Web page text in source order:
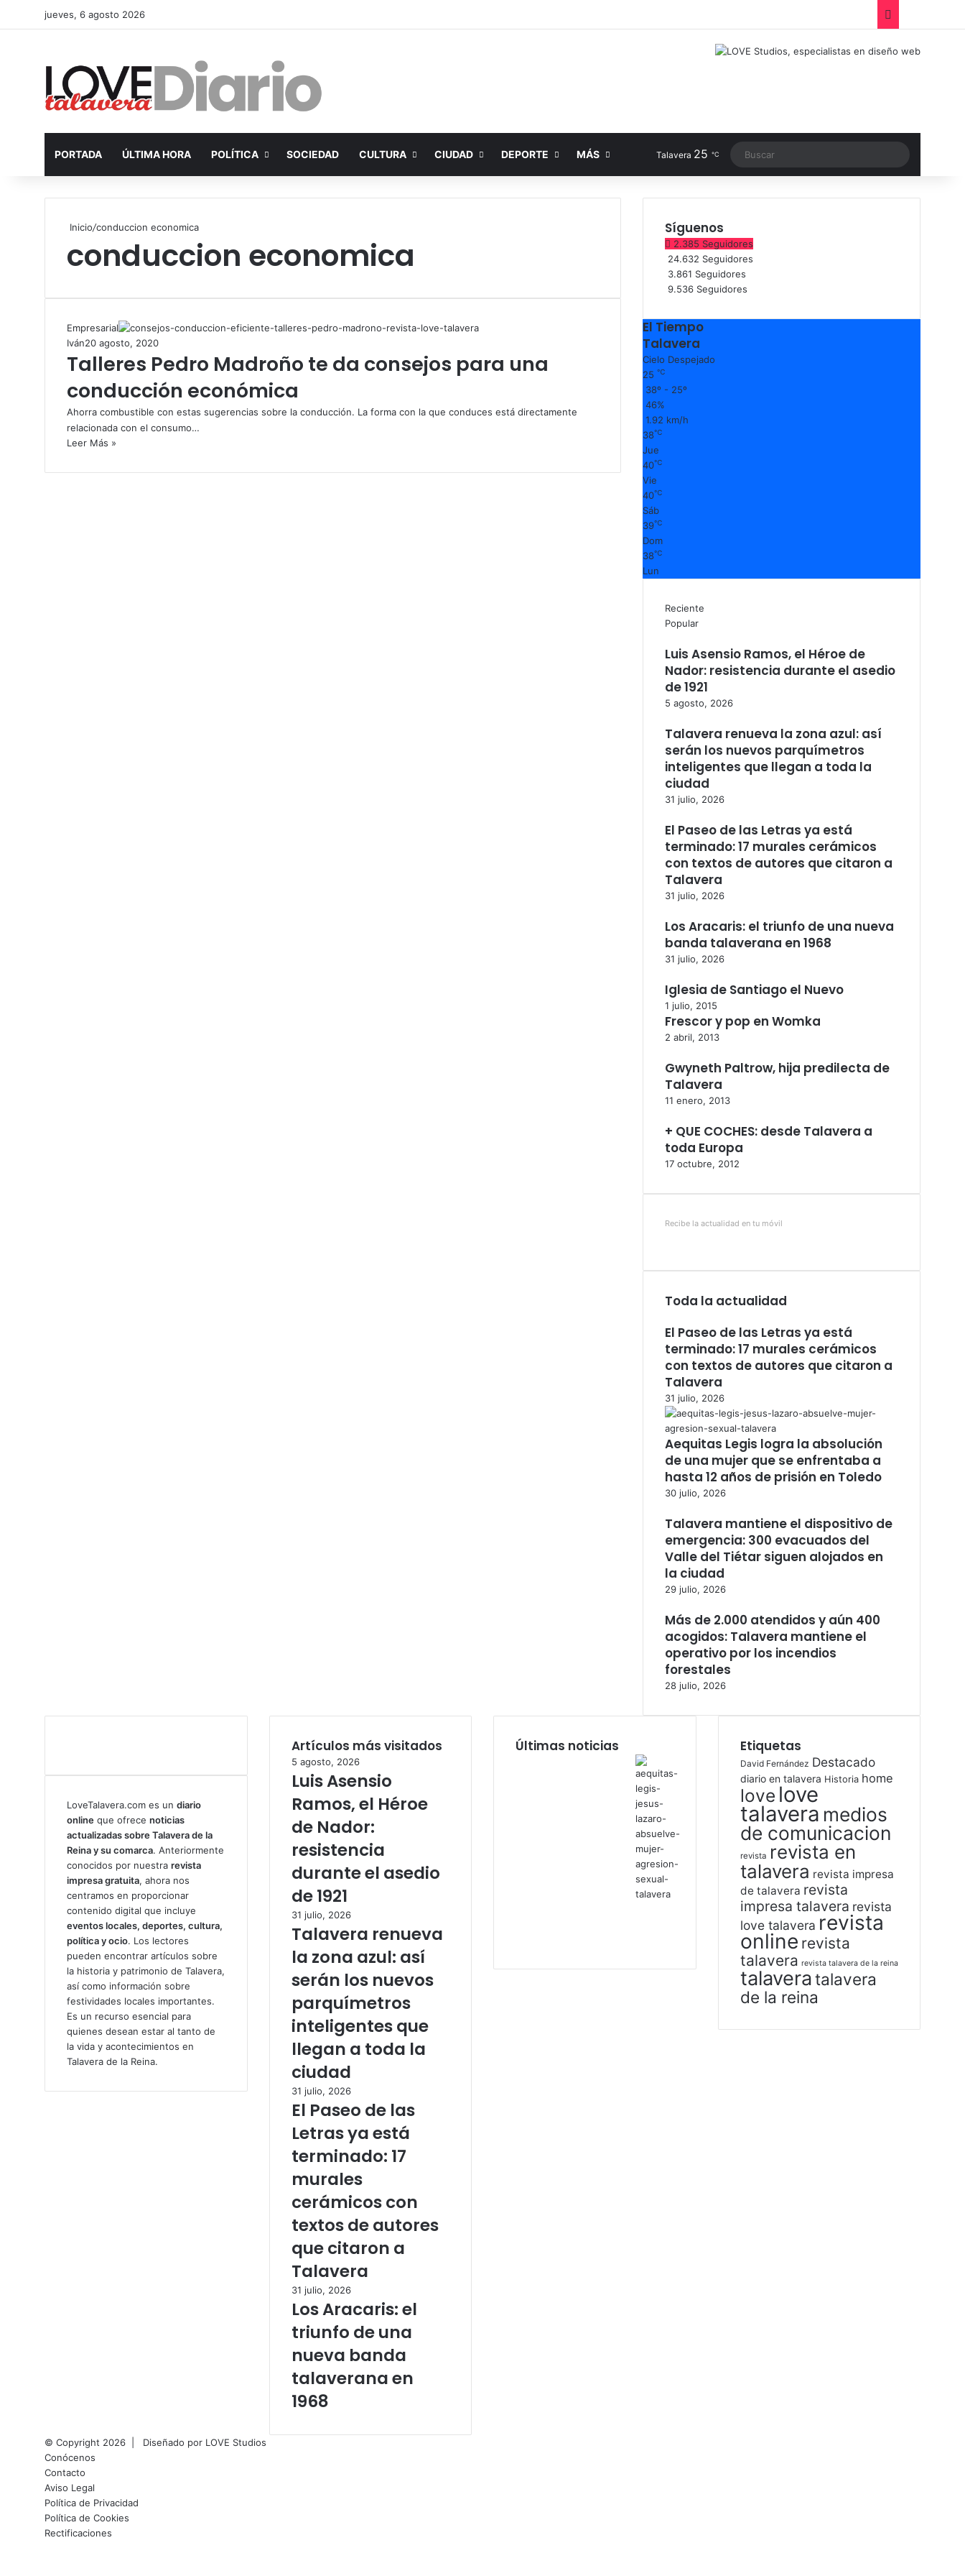
jueves, 6 agosto 2026 Instagram
TikTok
PORTADA ÚLTIMA HORA POLÍTICA SOCIEDAD CULTURA CIUDAD DEPORTE MÁS Talavera 25 ℃
Inicio/conduccion economica
conduccion economica
Empresarial
Iván20 agosto, 2020
Talleres Pedro Madroño te da consejos para una
conducción económica
Ahorra combustible con estas sugerencias sobre la conducción. La forma con la que conduces está directamente
relacionada con el consumo…
Leer Más »
Síguenos
2.385 Seguidores
24.632 Seguidores
3.861 Seguidores
9.536 Seguidores
El Tiempo
Talavera
Cielo Despejado
25℃
38º - 25º
46%
1.92 km/h
38℃
Jue
40℃
Vie
40℃
Sáb
39℃
Dom
38℃
Lun
Reciente
Popular
Luis Asensio Ramos, el Héroe de
Nador: resistencia durante el asedio
de 1921
5 agosto, 2026
Talavera renueva la zona azul: así
serán los nuevos parquímetros
inteligentes que llegan a toda la
ciudad
31 julio, 2026
El Paseo de las Letras ya está
terminado: 17 murales cerámicos
con textos de autores que citaron a
Talavera
31 julio, 2026
Los Aracaris: el triunfo de una nueva
banda talaverana en 1968
31 julio, 2026
Iglesia de Santiago el Nuevo
1 julio, 2015
Frescor y pop en Womka
2 abril, 2013
Gwyneth Paltrow, hija predilecta de
Talavera
11 enero, 2013
+ QUE COCHES: desde Talavera a
toda Europa
17 octubre, 2012
Recibe la actualidad en tu móvil
Toda la actualidad
El Paseo de las Letras ya está
terminado: 17 murales cerámicos
con textos de autores que citaron a
Talavera
31 julio, 2026
Aequitas Legis logra la absolución
de una mujer que se enfrentaba a
hasta 12 años de prisión en Toledo
30 julio, 2026
Talavera mantiene el dispositivo de
emergencia: 300 evacuados del
Valle del Tiétar siguen alojados en
la ciudad
29 julio, 2026
Más de 2.000 atendidos y aún 400
acogidos: Talavera mantiene el
operativo por los incendios
forestales
28 julio, 2026
LoveTalavera.com es un diario
online que ofrece noticias
actualizadas sobre Talavera de la
Reina y su comarca. Anteriormente
conocidos por nuestra revista
impresa gratuita, ahora nos
centramos en proporcionar
contenido digital que incluye
eventos locales, deportes, cultura,
política y ocio. Los lectores
pueden encontrar artículos sobre
la historia y patrimonio de Talavera,
así como información sobre
festividades locales importantes.
Es un recurso esencial para
quienes desean estar al tanto de
la vida y acontecimientos en
Talavera de la Reina.
Artículos más visitados
5 agosto, 2026
Luis Asensio
Ramos, el Héroe
de Nador:
resistencia
durante el asedio
de 1921
31 julio, 2026
Talavera renueva
la zona azul: así
serán los nuevos
parquímetros
inteligentes que
llegan a toda la
ciudad
31 julio, 2026
El Paseo de las
Letras ya está
terminado: 17
murales
cerámicos con
textos de autores
que citaron a
Talavera
31 julio, 2026
Los Aracaris: el
triunfo de una
nueva banda
talaverana en
1968
Últimas noticias Etiquetas
David Fernández Destacado
diario en talavera Historia home
love love
talavera medios
de comunicacion
revista revista en
talavera revista impresa
de talavera revista
impresa talavera revista
love talavera revista
online revista
talavera revista talavera de la reina
talaveratalavera
de la reina
© Copyright 2026 | Diseñado por LOVE Studios
Conócenos
Contacto
Aviso Legal
Política de Privacidad
Política de Cookies
Rectificaciones